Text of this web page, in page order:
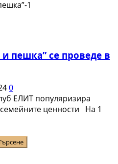
пешка” се проведе в
0
ЕЛИТ популяризира
ценности На 1